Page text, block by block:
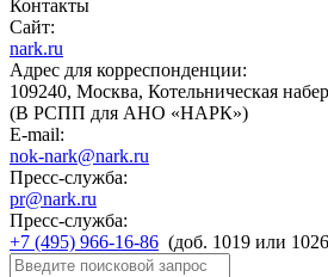
Контакты
Сайт:
nark.ru
Адрес для корреспонденции:
109240, Москва, Котельническая
(В РСПП для АНО «НАРК»)
E-mail:
nok-nark@nark.ru
Пресс-служба:
pr@nark.ru
Пресс-служба:
+7 (495) 966-16-86 (доб. 1019 или